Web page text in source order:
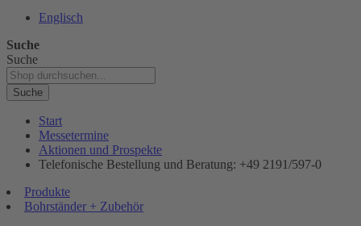
Englisch
Suche
Suche
Suche
Start
Messetermine
Aktionen und Prospekte
Telefonische Bestellung und Beratung: +49 2191/597-0
Produkte
Bohrständer + Zubehör